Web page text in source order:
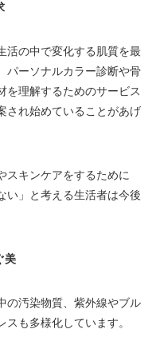
活の中で変化する肌質を最
パーソナルカラー診断や骨
を理解するためのサービス
され始めていることがあげ
スキンケアをするために
い」と考える生活者は今後
美
の汚染物質、紫外線やブル
も多様化しています。